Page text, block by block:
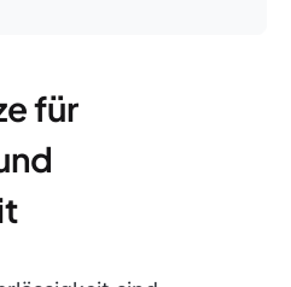
für